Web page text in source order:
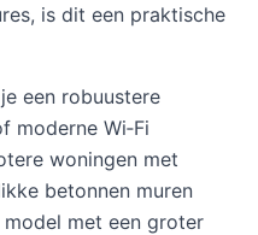
is dit een praktische
een robuustere
moderne Wi‑Fi
woningen met
betonnen muren
met een groter